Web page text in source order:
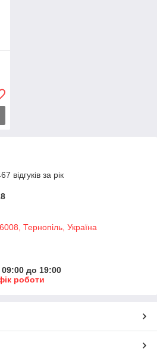
відгуків за рік
Тернопіль, Україна
до 19:00
роботи